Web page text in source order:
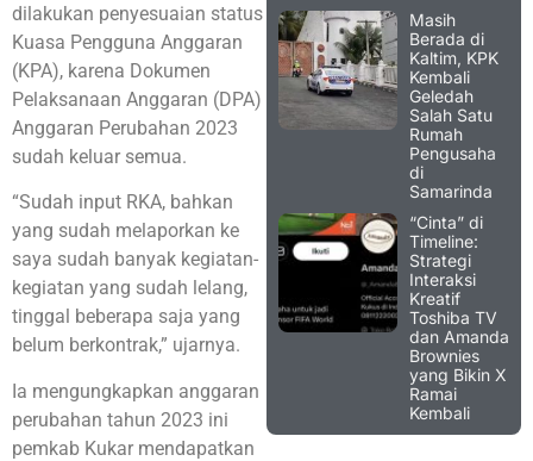
dilakukan penyesuaian status
Kuasa Pengguna Anggaran
(KPA), karena Dokumen
Pelaksanaan Anggaran (DPA)
Anggaran Perubahan 2023
sudah keluar semua.
“Sudah input RKA, bahkan
yang sudah melaporkan ke
saya sudah banyak kegiatan-
kegiatan yang sudah lelang,
tinggal beberapa saja yang
belum berkontrak,” ujarnya.
Ia mengungkapkan anggaran
perubahan tahun 2023 ini
pemkab Kukar mendapatkan
Masih
Berada di
Kaltim, KPK
Kembali
Geledah
Salah Satu
Rumah
Pengusaha
di
Samarinda
“Cinta” di
Timeline:
Strategi
Interaksi
Kreatif
Toshiba TV
dan Amanda
Brownies
yang Bikin X
Ramai
Kembali